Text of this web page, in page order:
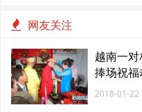
网友关注
越南一
捧场祝
2018-01-22